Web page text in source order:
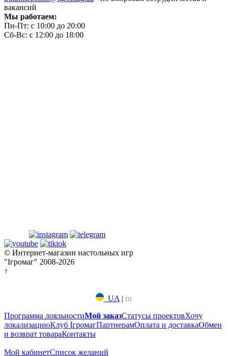
вакансий
Мы работаем:
Пн-Пт: с 10:00 до 20:00
Сб-Вс: с 12:00 до 18:00
© Интернет-магазин настольных игр
"Ігромаг" 2008-2026
↑
UA | ru
Программа лояльностиМой заказСтатусы проектовХочу
локализациюКлуб ІгромагПартнерамОплата и доставкаОбмен
и возврат товараКонтакты
Мой кабинетСписок желаний